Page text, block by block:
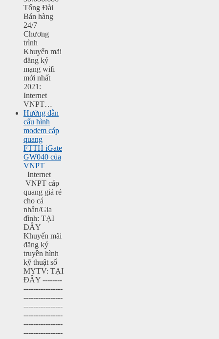
Tổng Đài
Bán hàng
24/7
Chương
trình
Khuyến mãi
đăng ký
mạng wifi
mới nhất
2021:
Internet
VNPT…
Hướng dẫn
cấu hình
modem cáp
quang
FTTH iGate
GW040 của
VNPT
Internet
VNPT cáp
quang giá rẻ
cho cá
nhân/Gia
đình: TẠI
ĐÂY
Khuyến mãi
đăng ký
truyền hình
kỹ thuật số
MYTV: TẠI
ĐÂY --------
----------------
----------------
----------------
----------------
----------------
----------------